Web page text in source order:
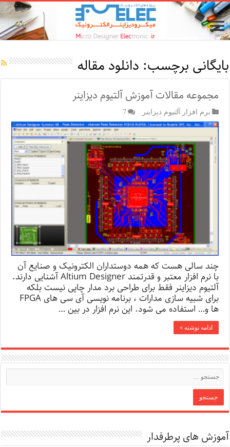
بایگانی برچسب: دانلود مقاله
مجموعه مقالات آموزش آلتیوم دیزاینر
نرم افزار آلتیوم دیزاینر 7
چند سالی هست که همه دوستداران الکترونیک و صنایع آن
با نرم افزار معتبر و قدرتمند Altium Designer آشنایی دارند.
آلتیوم دیزاینر فقط برای طراحی برد مدار چاپی نیست بلکه
برای شبیه سازی مدارات ، برنامه نویسی آی سی های FPGA
ها و… استفاده می شود. این نرم افزار در بین …
ادامه نوشته »
آموزش های پرطرفدار